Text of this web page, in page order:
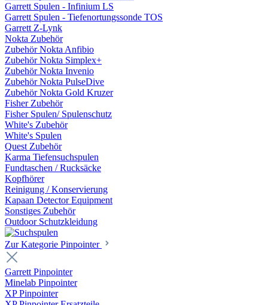
Garrett Spulen - Infinium LS
Garrett Spulen - Tiefenortungssonde TOS
Garrett Z-Lynk
Nokta Zubehör
Zubehör Nokta Anfibio
Zubehör Nokta Simplex+
Zubehör Nokta Invenio
Zubehör Nokta PulseDive
Zubehör Nokta Gold Kruzer
Fisher Zubehör
Fisher Spulen/ Spulenschutz
White's Zubehör
White's Spulen
Quest Zubehör
Karma Tiefensuchspulen
Fundtaschen / Rucksäcke
Kopfhörer
Reinigung / Konservierung
Kapaan Detector Equipment
Sonstiges Zubehör
Outdoor Schutzkleidung
Zur Kategorie Pinpointer
Garrett Pinpointer
Minelab Pinpointer
XP Pinpointer